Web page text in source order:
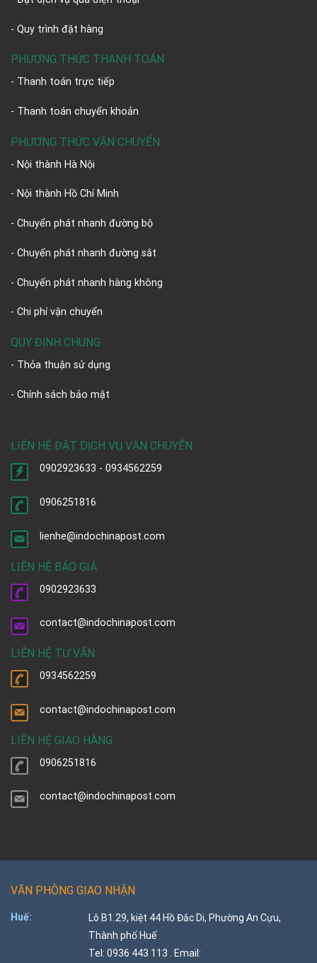
- Quy trình đặt hàng
PHƯƠNG THỨC THANH TOÁN
- Thanh toán trực tiếp
- Thanh toán chuyển khoản
PHƯƠNG THỨC VẬN CHUYỂN
- Nội thành Hà Nội
- Nội thành Hồ Chí Minh
- Chuyển phát nhanh đường bộ
- Chuyển phát nhanh đường sắt
- Chuyển phát nhanh hàng không
- Chi phí vận chuyển
QUY ĐỊNH CHUNG
- Thỏa thuận sử dụng
- Chính sách bảo mật
LIÊN HỆ ĐẶT DỊCH VỤ VẬN CHUYỂN
0902923633 - 0934562259
0906251816
lienhe@indochinapost.com
LIÊN HỆ BÁO GIÁ
0902923633
contact@indochinapost.com
LIÊN HỆ TƯ VẤN
0934562259
contact@indochinapost.com
LIÊN HỆ GIAO HÀNG
0906251816
contact@indochinapost.com
VĂN PHÒNG GIAO NHẬN
Huế:
Lô B1.29, kiệt 44 Hồ Đắc Di, Phường An Cựu,
Thành phố Huế
Tel: 0936 443 113 . Email: